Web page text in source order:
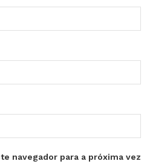
navegador para a próxima vez